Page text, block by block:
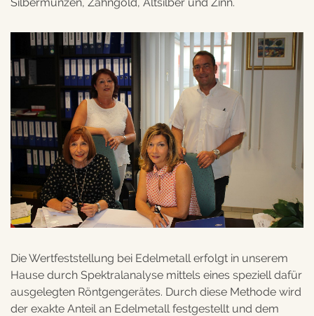
Die Wertfeststellung bei Edelmetall erfolgt in unserem
Hause durch Spektralanalyse mittels eines speziell dafür
ausgelegten Röntgengerätes. Durch diese Methode wird
der exakte Anteil an Edelmetall festgestellt und dem